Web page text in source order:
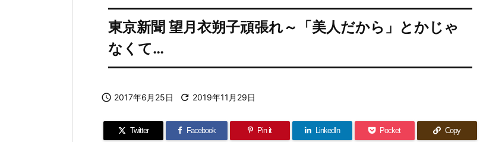
東京新聞 望月衣朔子頑張れ～「美人だから」とかじゃ
なくて…
 2017年6月25日  2019年11月29日
Twitter Facebook Pin it LinkedIn Pocket Copy